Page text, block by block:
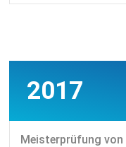
2017
Meisterprüfung von